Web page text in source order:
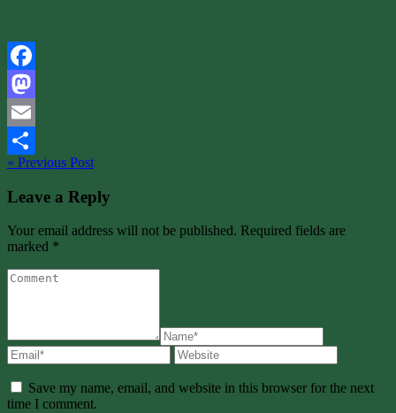
Facebook
Mastodon
Email
Share
« Previous Post
Leave a Reply
Your email address will not be published. Required fields are
marked *
Save my name, email, and website in this browser for the next
time I comment.